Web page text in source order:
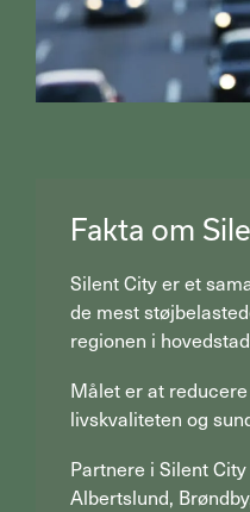
Fakta om
Silent City er et
de mest
regionen i
Målet er at
livskvaliteten og
Partnere i Silent City
Albertslund,